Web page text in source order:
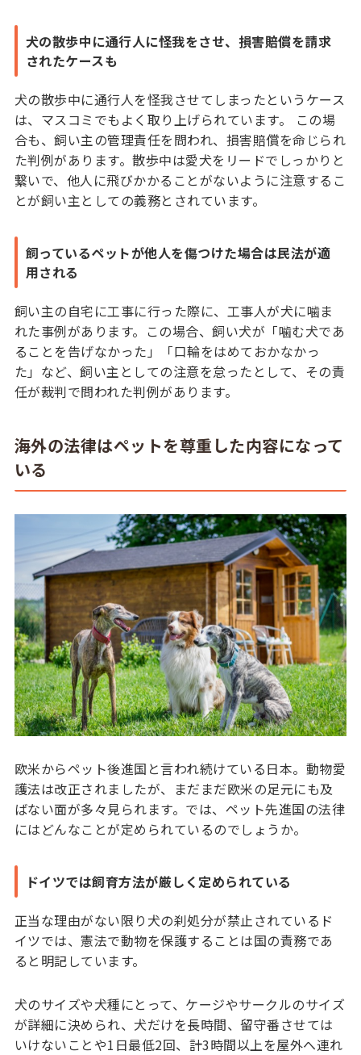
犬の散歩中に通行人に怪我をさせ、損害賠償を請求
されたケースも
犬の散歩中に通行人を怪我させてしまったというケース
は、マスコミでもよく取り上げられています。 この場
合も、飼い主の管理責任を問われ、損害賠償を命じられ
た判例があります。散歩中は愛犬をリードでしっかりと
繋いで、他人に飛びかかることがないように注意するこ
とが飼い主としての義務とされています。
飼っているペットが他人を傷つけた場合は民法が適
用される
飼い主の自宅に工事に行った際に、工事人が犬に噛ま
れた事例があります。この場合、飼い犬が「噛む犬であ
ることを告げなかった」「口輪をはめておかなかっ
た」など、飼い主としての注意を怠ったとして、その責
任が裁判で問われた判例があります。
海外の法律はペットを尊重した内容になって
いる
欧米からペット後進国と言われ続けている日本。動物愛
護法は改正されましたが、まだまだ欧米の足元にも及
ばない面が多々見られます。では、ペット先進国の法律
にはどんなことが定められているのでしょうか。
ドイツでは飼育方法が厳しく定められている
正当な理由がない限り犬の刹処分が禁止されているド
イツでは、憲法で動物を保護することは国の責務であ
ると明記しています。
犬のサイズや犬種にとって、ケージやサークルのサイズ
が詳細に決められ、犬だけを長時間、留守番させては
いけないことや1日最低2回、計3時間以上を屋外へ連れ